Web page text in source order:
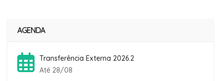
AGENDA
Transferência Externa 2026.2
Até 28/08